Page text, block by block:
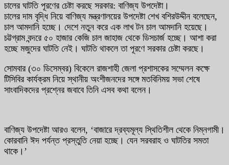
চালের ঘাটতি পূরণের চেষ্টা করছে সরকার: বাণিজ্য উপদেষ্টা।
চালের দাম বৃদ্ধি নিয়ে বাণিজ্য মন্ত্রণালয়ের উপদেষ্টা শেখ বশিরউদ্দীন বলেছেন,
চাল আমদানি হচ্ছে। দেশে নতুন করে এক লাখ টন চাল আমদানি হয়েছে।
চট্টগ্রাম বন্দরে ৫০ হাজার কেজি চাল জাহাজ থেকে ডিসচার্জ হচ্ছে। আশা করা
হচ্ছে মজুদের ঘাটতি নেই। ঘাটতি থাকলে তা পূরণে সরকার চেষ্টা করছে।
সোমবার (৩০ ডিসেম্বর) বিকেলে রাজশাহী জেলা প্রশাসকের সম্মেলন কক্ষে
টিসিবির কার্যক্রম নিয়ে স্থানীয় অংশীজনদের সঙ্গে মতবিনিময় সভা শেষে
সাংবাদিকদের প্রশ্নের জবাবে তিনি এসব কথা বলেন।
বাণিজ্য উপদেষ্টা আরও বলেন, ‘বাজারে দ্রব্যমূল্য স্থিতিশীল থেকে নিম্নগামী।
কোরবানি ঈদ পর্যন্ত প্রস্তুতি নেয়া হচ্ছে। যেন সরবরাহ ও ঘাটতির সমতা
থাকে।’